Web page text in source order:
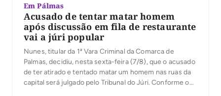
Em Pálmas
Acusado de tentar matar homem
após discussão em fila de restaurante
vai a júri popular
Nunes, titular da 1ª Vara Criminal da Comarca de
Palmas, decidiu, nesta sexta-feira (7/8), que o acusado
de ter atirado e tentado matar um homem nas ruas da
capital será julgado pelo Tribunal do Júri. Conforme o